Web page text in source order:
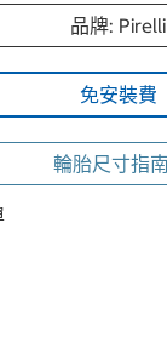
品牌: Pirelli
免安裝費
輪胎尺寸指